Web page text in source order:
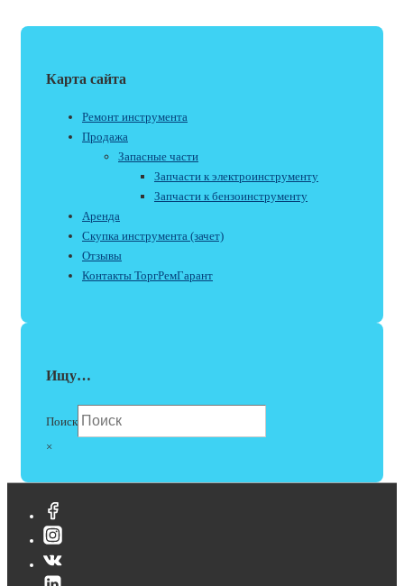
Карта сайта
Ремонт инструмента
Продажа
Запасные части
Запчасти к электроинструменту
Запчасти к бензоинструменту
Аренда
Скупка инструмента (зачет)
Отзывы
Контакты ТоргРемГарант
Ищу…
Поиск
×